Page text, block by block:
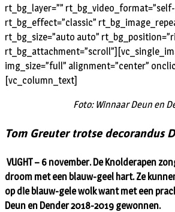
rt_bg_layer=””
rt_bg_effect=”classic”
rt_bg_size=”auto auto”
img_size=”full” alignment=”center”
[vc_column_text]
Foto: Winnaar Deun en
Tom Greuter trotse decorandus
VUGHT – 6 november. De Knolderapen
droom met een blauw-geel hart. Ze
op die blauw-gele wolk want met een
Deun en Dender 2018-2019 gewonnen.